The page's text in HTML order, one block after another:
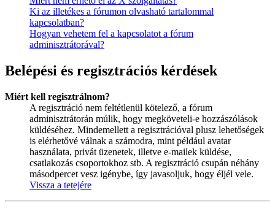
Ki az illetékes a fórumon olvasható tartalommal
kapcsolatban?
Hogyan vehetem fel a kapcsolatot a fórum
adminisztrátorával?
Belépési és regisztrációs kérdések
Miért kell regisztrálnom?
A regisztráció nem feltétlenül kötelező, a fórum
adminisztrátorán múlik, hogy megköveteli-e hozzászólások
küldéséhez. Mindemellett a regisztrációval plusz lehetőségek
is elérhetővé válnak a számodra, mint például avatar
használata, privát üzenetek, illetve e-mailek küldése,
csatlakozás csoportokhoz stb. A regisztráció csupán néhány
másodpercet vesz igénybe, így javasoljuk, hogy éljél vele.
Vissza a tetejére